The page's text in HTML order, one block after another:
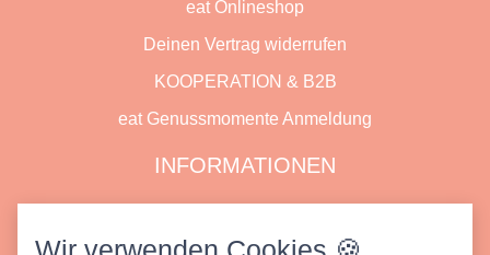
eat Onlineshop
Deinen Vertrag widerrufen
KOOPERATION & B2B
eat Genussmomente Anmeldung
INFORMATIONEN